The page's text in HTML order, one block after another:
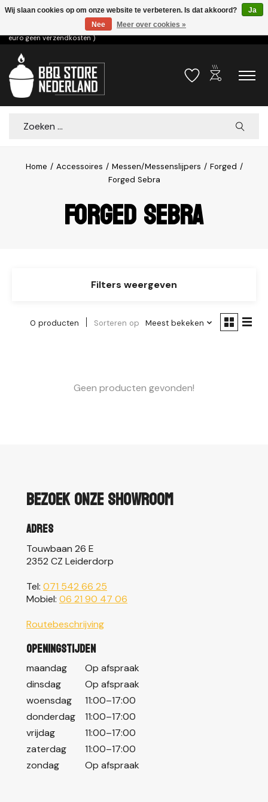
Voor 15.00u besteld dezelfde dag verzonden! ( 6,95 verzendkosten, vanaf 75
euro geen verzendkosten )
Verlanglijst
outdoor_grill
Zoeken
Home / Accessoires / Messen/Messenslijpers / Forged /
Forged Sebra
Forged Sebra
Filters weergeven
0 producten Sorteren op Meest bekeken
Geen producten gevonden!
Bezoek onze showroom
Adres
Touwbaan 26 E
2352 CZ Leiderdorp
Tel: 071 542 66 25
Mobiel: 06 21 90 47 06
Routebeschrijving
Openingstijden
maandag
Op afspraak
dinsdag
Op afspraak
woensdag
11:00–17:00
donderdag
11:00–17:00
vrijdag
11:00–17:00
zaterdag
11:00–17:00
zondag
Op afspraak
Wij slaan cookies op om onze website te verbeteren. Is dat akkoord?
Ja
Nee
Meer over cookies »